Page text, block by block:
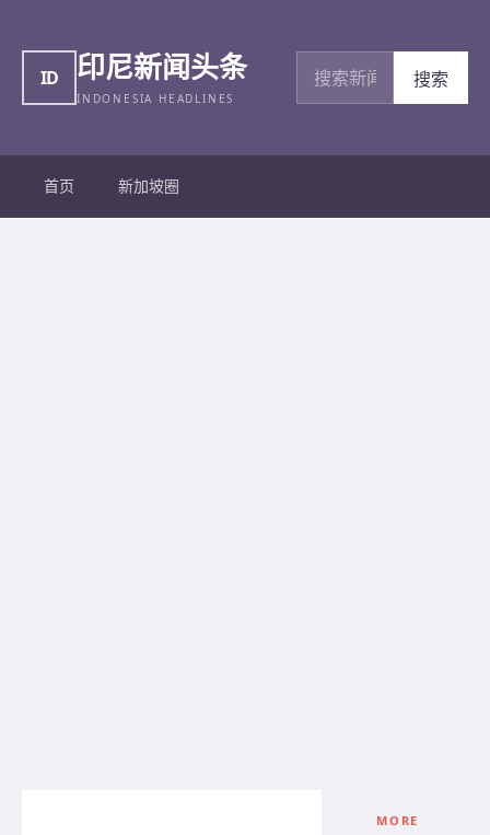
ID 印尼新闻头条
INDONESIA HEADLINES
搜索新闻
搜索
首页 新加坡圈
MORE